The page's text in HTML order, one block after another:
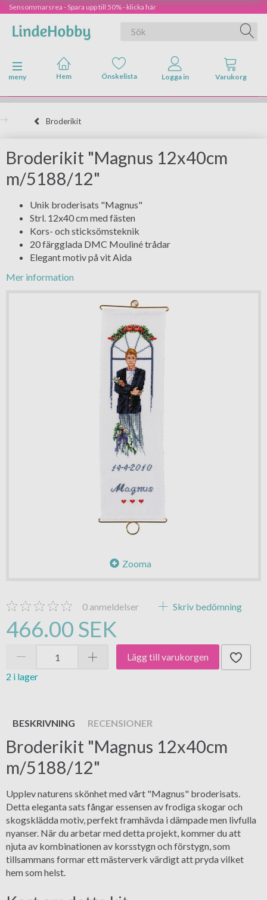
Sensommarsrea - Spara upp till 50% - klicka här
Ändra navigering
meny
Broderikit
Broderikit "Magnus 12x40cm
m/5188/12"
Unik broderisats "Magnus"
Strl. 12x40 cm med fästen
Kors- och sticksömsteknik
20 färgglada DMC Mouliné trådar
Elegant motiv på vit Aida
Mer information
Zooma
0 anmeldelser Skriv bedömning
466.00 SEK
Lägg till varukorgen
2 i lager
BESKRIVNING RECENSIONER
Broderikit "Magnus 12x40cm
m/5188/12"
Upplev naturens skönhet med vårt "Magnus" broderisats.
Detta eleganta sats fångar essensen av frodiga skogar och
skogsklädda motiv, perfekt framhävda i dämpade men livfulla
nyanser. När du arbetar med detta projekt, kommer du att
njuta av kombinationen av korsstygn och förstygn, som
tillsammans formar ett mästerverk värdigt att pryda vilket
hem som helst.